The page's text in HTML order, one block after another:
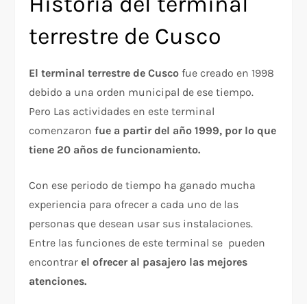
terrestre de Cusco
El terminal terrestre de Cusco fue creado en 1998
debido a una orden municipal de ese tiempo.
Pero Las actividades en este terminal
comenzaronfue a partir del año 1999, por lo que
tiene 20 años de funcionamiento.
Con ese periodo de tiempo ha ganado mucha
experiencia para ofrecer a cada uno de las
personas que desean usar sus instalaciones.
Entre las funciones de este terminal se pueden
encontrarel ofrecer al pasajero las mejores
atenciones.